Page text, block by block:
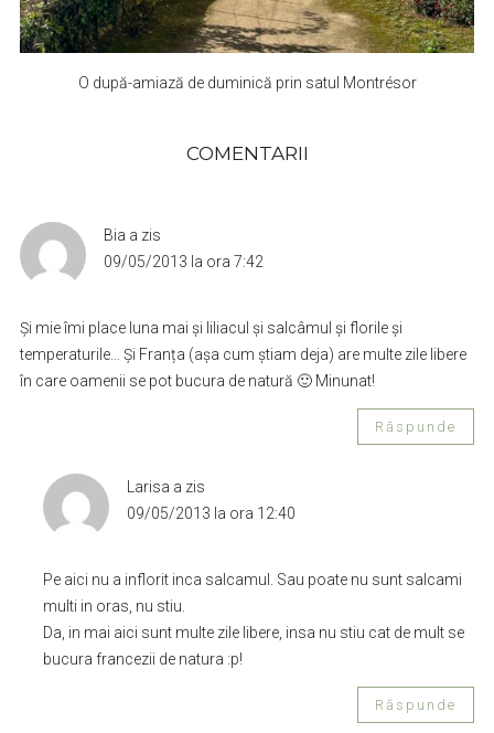
O după-amiază de duminică prin satul Montrésor
COMENTARII
Bia a zis
09/05/2013 la ora 7:42
Și mie îmi place luna mai și liliacul și salcâmul și florile și
temperaturile… Și Franța (așa cum știam deja) are multe zile libere
în care oamenii se pot bucura de natură 🙂 Minunat!
Răspunde
Larisa a zis
09/05/2013 la ora 12:40
Pe aici nu a inflorit inca salcamul. Sau poate nu sunt salcami
multi in oras, nu stiu.
Da, in mai aici sunt multe zile libere, insa nu stiu cat de mult se
bucura francezii de natura :p!
Răspunde